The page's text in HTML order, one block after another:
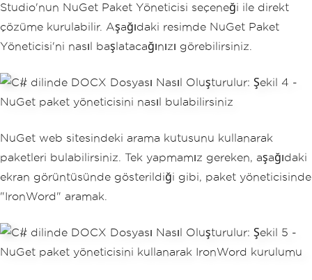
Studio'nun NuGet Paket Yöneticisi seçeneği ile direkt
çözüme kurulabilir. Aşağıdaki resimde NuGet Paket
Yöneticisi'ni nasıl başlatacağınızı görebilirsiniz.
NuGet web sitesindeki arama kutusunu kullanarak
paketleri bulabilirsiniz. Tek yapmamız gereken, aşağıdaki
ekran görüntüsünde gösterildiği gibi, paket yöneticisinde
"IronWord" aramak.